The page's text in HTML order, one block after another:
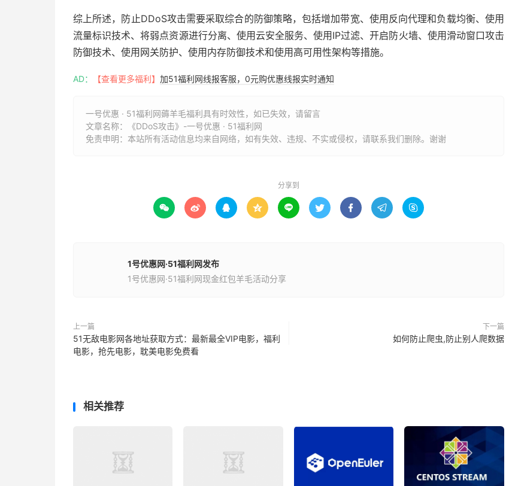
综上所述，防止DDoS攻击需要采取综合的防御策略，包括增加带宽、使用反向代理和负载均衡、使用
流量标识技术、将弱点资源进行分离、使用云安全服务、使用IP过滤、开启防火墙、使用滑动窗口攻击
防御技术、使用网关防护、使用内存防御技术和使用高可用性架构等措施。
AD： 【查看更多福利】 加51福利网线报客服，0元购优惠线报实时通知
一号优惠 · 51福利网薅羊毛福利具有时效性，如已失效，请留言
文章名称：
《DDoS攻击》-一号优惠 · 51福利网
免责申明：本站所有活动信息均来自网络，如有失效、违规、不实或侵权，请联系我们删除。谢谢
分享到
        
1号优惠网·51福利网发布
1号优惠网·51福利网现金红包羊毛活动分享
上一篇
51无敌电影网各地址获取方式：最新最全VIP电影，福利
电影，抢先电影，耽美电影免费看
下一篇
如何防止爬虫,防止别人爬数据
相关推荐